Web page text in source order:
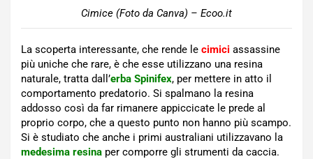
Cimice (Foto da Canva) – Ecoo.it
La scoperta interessante, che rende le cimici assassine
più uniche che rare, è che esse utilizzano una resina
naturale, tratta dall’erba Spinifex, per mettere in atto il
comportamento predatorio. Si spalmano la resina
addosso così da far rimanere appiccicate le prede al
proprio corpo, che a questo punto non hanno più scampo.
Si è studiato che anche i primi australiani utilizzavano la
medesima resina per comporre gli strumenti da caccia.